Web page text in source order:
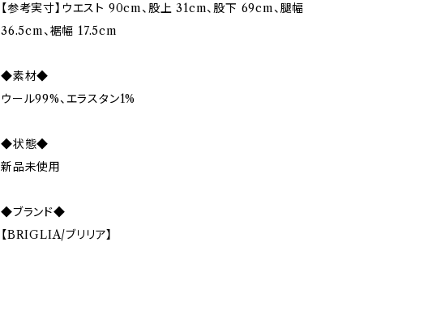
【参考実寸】ウエスト 90cm、股上 31cm、股下 69cm、腿幅
36.5cm、裾幅 17.5cm
◆素材◆
ウール99%、エラスタン1%
◆状態◆
新品未使用
◆ブランド◆
【BRIGLIA/ブリリア】